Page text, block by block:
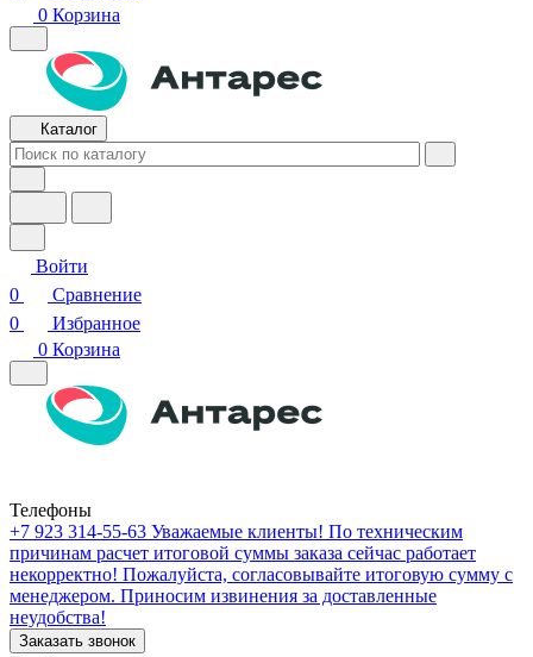
0 Корзина
Каталог
Войти
0
Сравнение
0
Избранное
0 Корзина
Телефоны
+7 923 314-55-63 Уважаемые клиенты! По техническим
причинам расчет итоговой суммы заказа сейчас работает
некорректно! Пожалуйста, согласовывайте итоговую сумму с
менеджером. Приносим извинения за доставленные
неудобства!
Заказать звонок